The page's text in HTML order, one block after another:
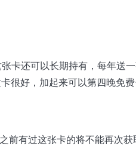
卡还可以长期持有，每年送
很好，加起来可以第四晚免费
前有过这张卡的将不能再次获